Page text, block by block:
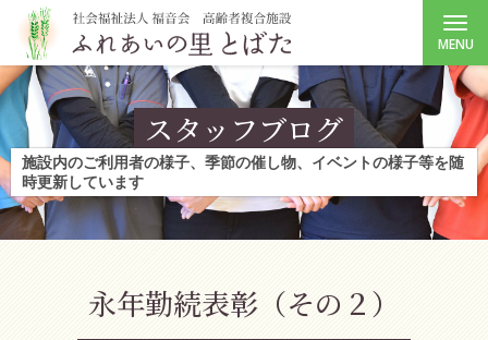
MENU
スタッフブログ
施設内のご利用者の様子、季節の催し物、イベントの様子等を随
時更新しています
永年勤続表彰（その２）